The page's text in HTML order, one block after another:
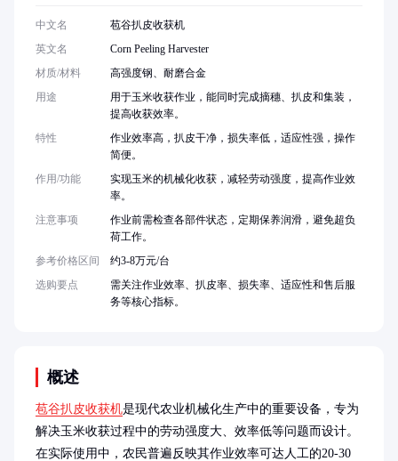
概述
苞谷扒皮收获机是现代农业机械化生产中的重要设备，专为
解决玉米收获过程中的劳动强度大、效率低等问题而设计。
在实际使用中，农民普遍反映其作业效率可达人工的20-30
中文名
苞谷扒皮收获机
英文名
Corn Peeling Harvester
材质/材料
高强度钢、耐磨合金
用途
用于玉米收获作业，能同时完成摘穗、扒皮和集装，
提高收获效率。
特性
作业效率高，扒皮干净，损失率低，适应性强，操作
简便。
作用/功能
实现玉米的机械化收获，减轻劳动强度，提高作业效
率。
注意事项
作业前需检查各部件状态，定期保养润滑，避免超负
荷工作。
参考价格区间
约3-8万元/台
选购要点
需关注作业效率、扒皮率、损失率、适应性和售后服
务等核心指标。